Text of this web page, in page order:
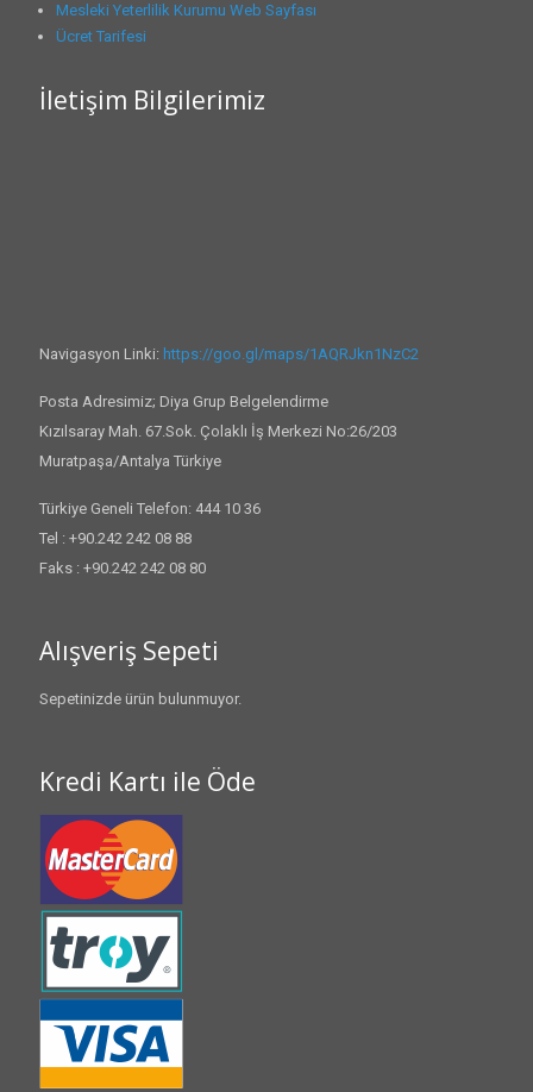
Mesleki Yeterlilik Kurumu Web Sayfası
Ücret Tarifesi
İletişim Bilgilerimiz
Navigasyon Linki: https://goo.gl/maps/1AQRJkn1NzC2
Posta Adresimiz; Diya Grup Belgelendirme
Kızılsaray Mah. 67.Sok. Çolaklı İş Merkezi No:26/203
Muratpaşa/Antalya Türkiye
Türkiye Geneli Telefon: 444 10 36
Tel : +90.242 242 08 88
Faks : +90.242 242 08 80
Alışveriş Sepeti
Sepetinizde ürün bulunmuyor.
Kredi Kartı ile Öde